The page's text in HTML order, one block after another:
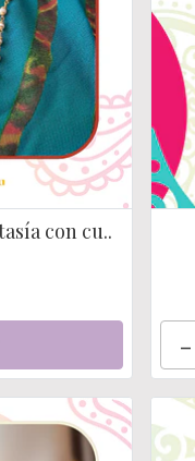
con cu..
-